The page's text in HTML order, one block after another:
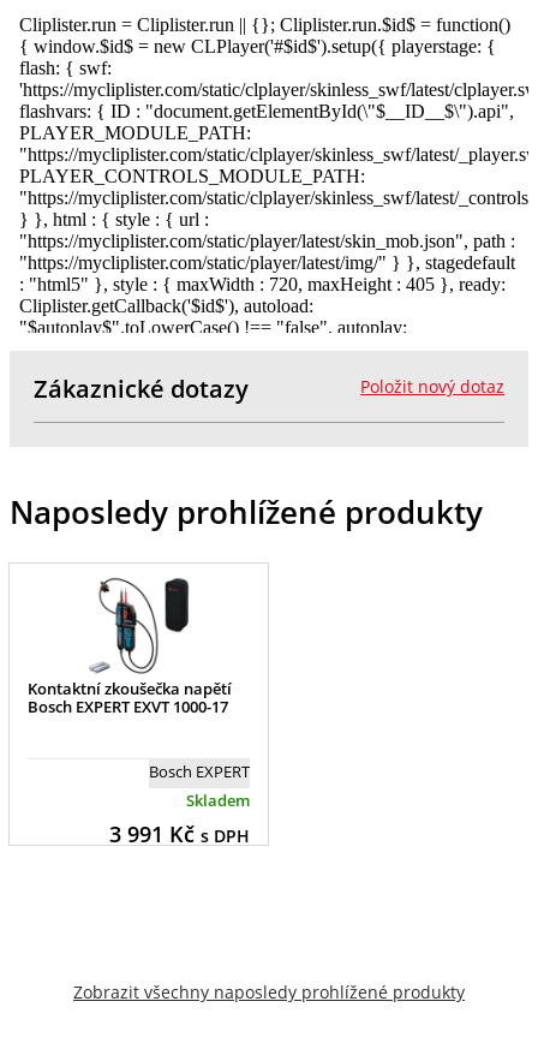
Položit nový dotaz
Zákaznické dotazy
Naposledy prohlížené produkty
Kontaktní zkoušečka napětí
Bosch EXPERT EXVT 1000-17
Bosch EXPERT
Skladem
3 991 Kč s DPH
Zobrazit všechny naposledy prohlížené produkty